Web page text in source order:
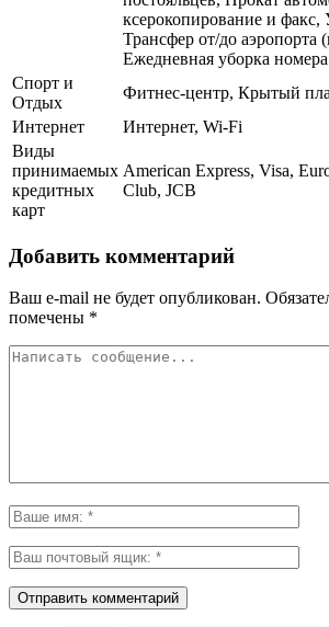
ксерокопирование и факс,
Трансфер от/до аэропорта
Ежедневная уборка номера
Спорт и
Отдых
Фитнес-центр, Крытый
Интернет
Интернет, Wi-Fi
Виды
принимаемых
кредитных
карт
American Express, Visa,
Club, JCB
Добавить комментарий
Ваш e-mail не будет опубликован.
помечены *